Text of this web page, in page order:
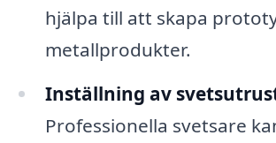
hjälpa till att skapa
metallprodukter.
Inställning av
Professionella svetsare